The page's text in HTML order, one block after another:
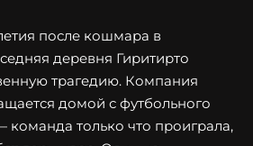
после кошмара в
деревня Гиритирто
трагедию. Компания
домой с футбольного
команда только что проиграла,